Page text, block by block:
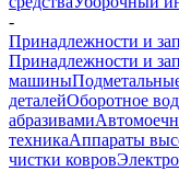
-
Принадлежности и
Принадлежности и
машины
деталейОборотное
абразивами
техникаАппараты
чистки ковров